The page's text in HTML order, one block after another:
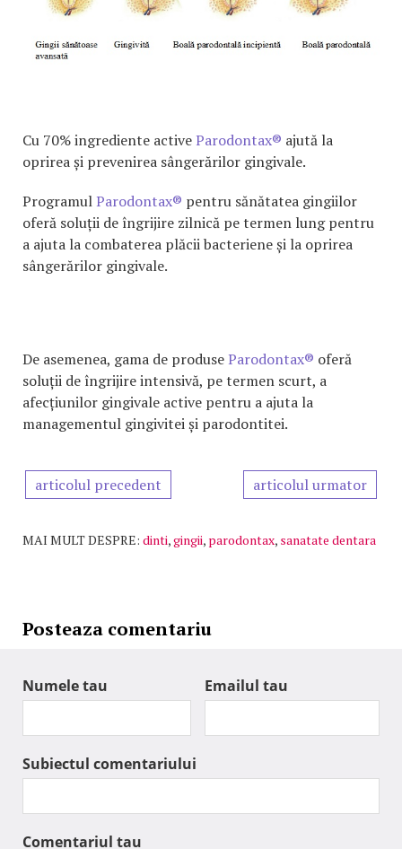
Cu 70% ingrediente activeParodontax® ajută la
oprirea și prevenirea sângerărilor gingivale.
ProgramulParodontax® pentru sănătatea gingiilor
oferă soluții de îngrijire zilnică pe termen lung pentru
a ajuta la combaterea plăcii bacteriene și la oprirea
sângerărilor gingivale.
De asemenea, gama de produseParodontax® oferă
soluții de îngrijire intensivă, pe termen scurt, a
afecțiunilor gingivale active pentru a ajuta la
managementul gingivitei și parodontitei.
articolul precedent articolul urmator
MAI MULT DESPRE: dinti,gingii, parodontax, sanatate dentara
Posteaza comentariu
Numele tau Emailul tau
Subiectul comentariului
Comentariul tau